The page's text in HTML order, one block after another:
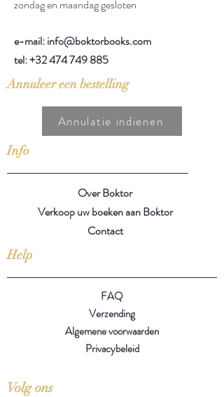
zondag en maandag gesloten
e-mail: info@boktorbooks.com
tel:+32 474 749 885
Annuleer een bestelling
Annulatie indienen
Info
Over Boktor
Verkoop uw boeken aan Boktor
Contact
Help
FAQ
Verzending
Algemene voorwaarden
Privacybeleid
Volg ons